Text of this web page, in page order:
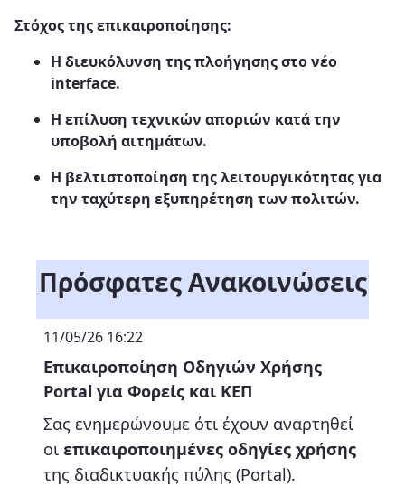
Στόχος της επικαιροποίησης:
Η διευκόλυνση της πλοήγησης στο νέο
interface.
Η επίλυση τεχνικών αποριών κατά την
υποβολή αιτημάτων.
Η βελτιστοποίηση της λειτουργικότητας για
την ταχύτερη εξυπηρέτηση των πολιτών.
Πρόσφατες Ανακοινώσεις
11/05/26 16:22
Επικαιροποίηση Οδηγιών Χρήσης
Portal για Φορείς και ΚΕΠ
Σας ενημερώνουμε ότι έχουν αναρτηθεί
οι επικαιροποιημένες οδηγίες χρήσης
της διαδικτυακής πύλης (Portal).